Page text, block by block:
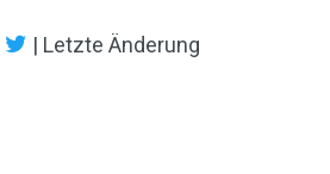
| Letzte Änderung